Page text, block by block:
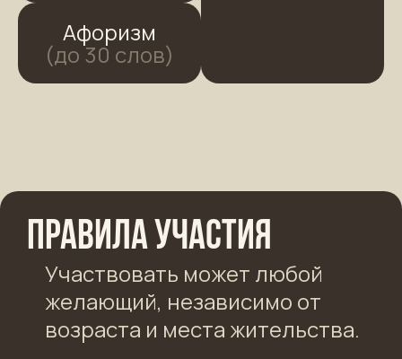
Афоризм
(до 30 слов)
Правила участия
Участвовать может любой
желающий, независимо от
возраста и места жительства.